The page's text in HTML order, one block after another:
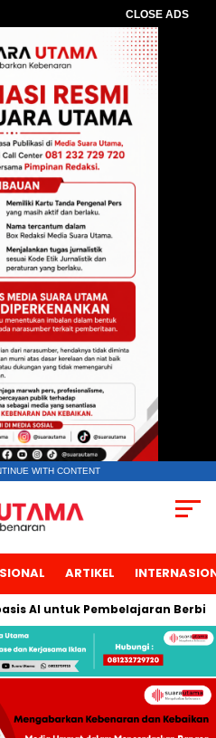
CLOSE ADS
WITH CONTENT
ARTIKEL
AI untuk Pembelajaran